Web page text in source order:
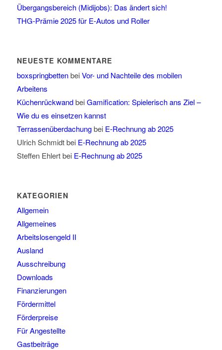
Übergangsbereich (Midijobs): Das ändert sich!
THG-Prämie 2025 für E-Autos und Roller
NEUESTE KOMMENTARE
boxspringbettenbeiVor- und Nachteile des mobilen
Arbeitens
KüchenrückwandbeiGamification: Spielerisch ans Ziel –
Wie du es einsetzen kannst
Terrassenüberdachungbei E-Rechnung ab 2025
Ulrich Schmidtbei E-Rechnung ab 2025
Steffen Ehlertbei E-Rechnung ab 2025
KATEGORIEN
Allgemein
Allgemeines
Arbeitslosengeld II
Ausland
Ausschreibung
Downloads
Finanzierungen
Fördermittel
Förderpreise
Für Angestellte
Gastbeiträge